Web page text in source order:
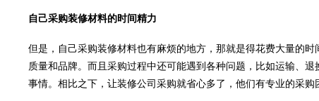
自己采购装修材料的时间精力
但是，自己采购装修材料也有麻烦的地方，那就是得花费大量的
质量和品牌。而且采购过程中还可能遇到各种问题，比如运输、
事情。相比之下，让装修公司采购就省心多了，他们有专业的采购